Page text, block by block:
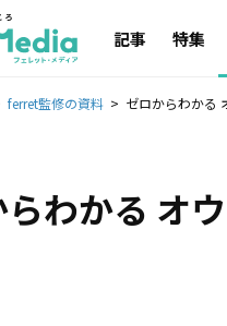
記事 特集
ferret監修の資料 ゼロからわかる
わかる オ